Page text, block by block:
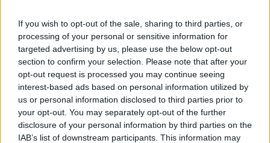
If you wish to opt-out of the sale, sharing to third parties, or
processing of your personal or sensitive information for
targeted advertising by us, please use the below opt-out
section to confirm your selection. Please note that after your
opt-out request is processed you may continue seeing
interest-based ads based on personal information utilized by
us or personal information disclosed to third parties prior to
your opt-out. You may separately opt-out of the further
disclosure of your personal information by third parties on the
IAB’s list of downstream participants. This information may